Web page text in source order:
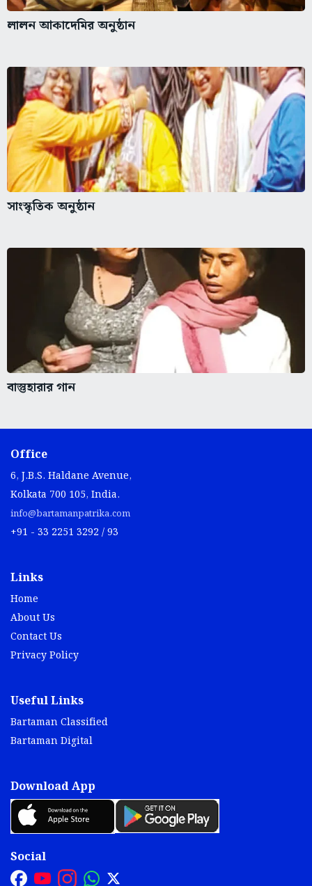
লালন আকাদেমির অনুষ্ঠান
সাংস্কৃতিক অনুষ্ঠান
বাস্তুহারার গান
Office
6, J.B.S. Haldane Avenue,
Kolkata 700 105, India.
info@bartamanpatrika.com
+91 - 33 2251 3292 / 93
Links
Home
About Us
Contact Us
Privacy Policy
Useful Links
Bartaman Classified
Bartaman Digital
Download App
Social